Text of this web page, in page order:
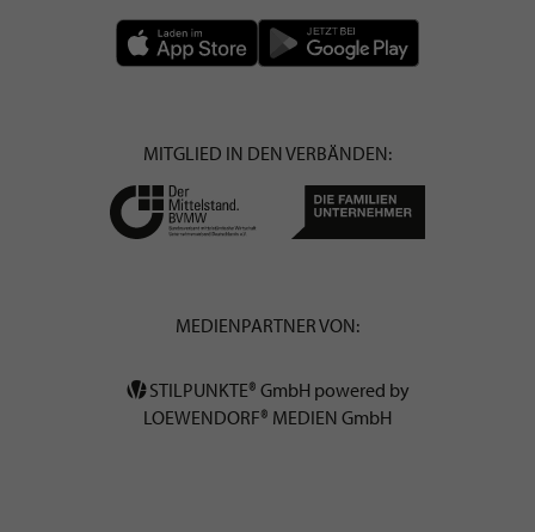
MITGLIED IN DEN VERBÄNDEN:
MEDIENPARTNER VON:
STILPUNKTE® GmbH powered by
LOEWENDORF® MEDIEN GmbH